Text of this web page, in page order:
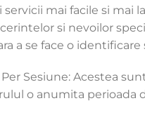
mai facile si mai
si nevoilor
a se face o identificare
Sesiune: Acestea
o anumita